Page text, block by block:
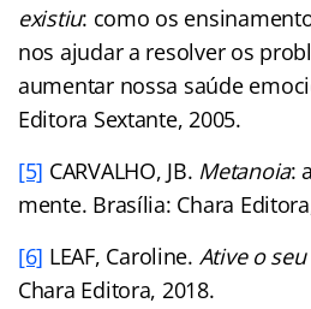
existiu: como os
nos ajudar a resolver os
aumentar nossa saúde
Editora Sextante, 2005.
[5] CARVALHO, JB. Metanoia:
mente. Brasília: Chara
[6] LEAF, Caroline. Ative o
Chara Editora, 2018.